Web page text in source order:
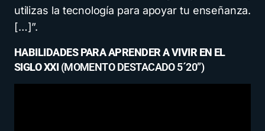
utilizas la tecnología para apoyar tu enseñanza.
[…]”.
HABILIDADES PARA APRENDER A VIVIR EN EL
SIGLO XXI (MOMENTO DESTACADO 5´20”)